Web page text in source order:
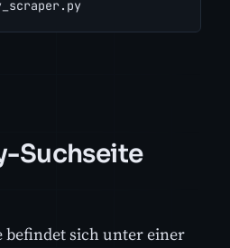
Suchseite
befindet sich unter einer